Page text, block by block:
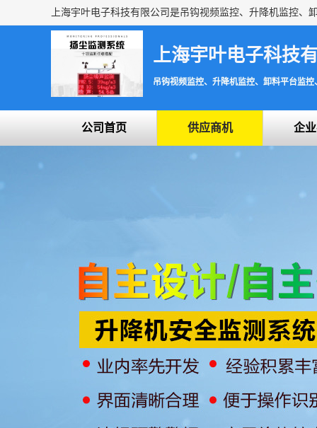
上海宇叶电子科技
吊钩视频监控、升降机监控、卸料平台监
公司首页 供应商机 企